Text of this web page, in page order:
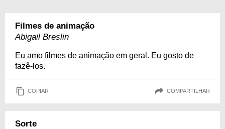
Filmes de animação
Abigail Breslin
Eu amo filmes de animação em geral. Eu gosto de
fazê-los.
COPIAR COMPARTILHAR
Sorte